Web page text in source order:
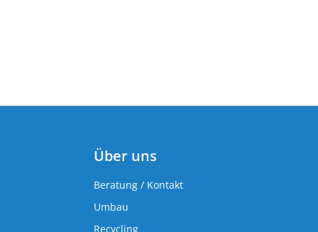
Über uns
Beratung / Kontakt
Umbau
Recycling